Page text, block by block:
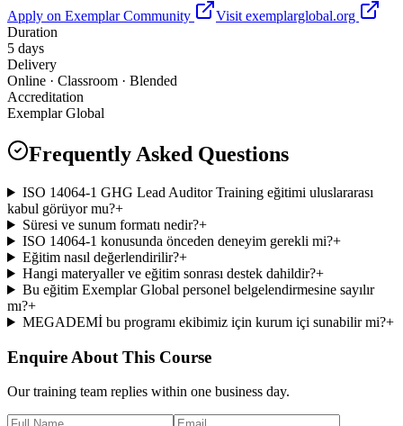
Apply on Exemplar Community
Visit exemplarglobal.org
Duration
5 days
Delivery
Online · Classroom · Blended
Accreditation
Exemplar Global
Frequently Asked Questions
ISO 14064-1 GHG Lead Auditor Training eğitimi uluslararası
kabul görüyor mu?+
Süresi ve sunum formatı nedir?+
ISO 14064-1 konusunda önceden deneyim gerekli mi?+
Eğitim nasıl değerlendirilir?+
Hangi materyaller ve eğitim sonrası destek dahildir?+
Bu eğitim Exemplar Global personel belgelendirmesine sayılır
mı?+
MEGADEMİ bu programı ekibimiz için kurum içi sunabilir mi?+
Enquire About This Course
Our training team replies within one business day.